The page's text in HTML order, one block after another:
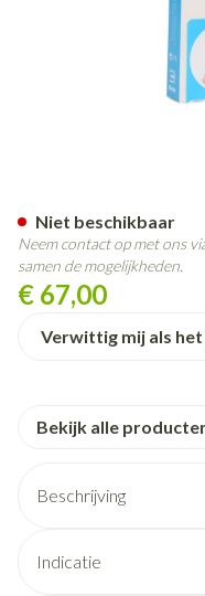
€ 67,00
Verwittig mij als
Niet beschikbaar
Neem contact op met ons
samen de mogelijkheden.
Bekijk alle
Beschrijving
Indicatie